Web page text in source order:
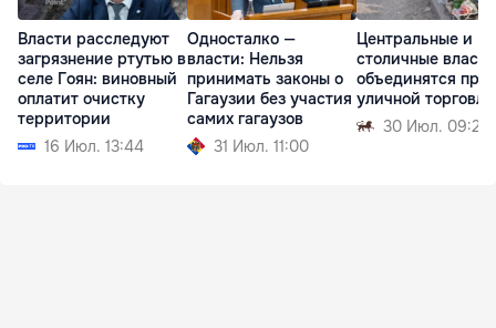
Власти расследуют
загрязнение ртутью в
селе Гоян: виновный
оплатит очистку
территории
16 Июл. 13:44
Односталко —
власти: Нельзя
принимать законы о
Гагаузии без участия
самих гагаузов
31 Июл. 11:00
Центральные и
столичные власти
объединятся
уличной торговли
30 Июл. 09:21